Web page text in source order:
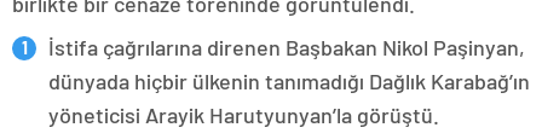
İstifa çağrılarına direnen Başbakan Nikol Paşinyan,
dünyada hiçbir ülkenin tanımadığı Dağlık Karabağ’ın
yöneticisi Arayik Harutyunyan’la görüştü.